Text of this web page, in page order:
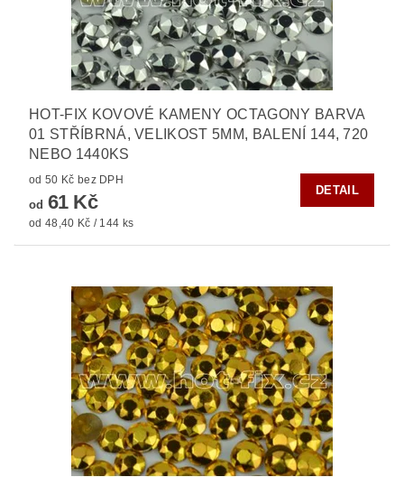
HOT-FIX KOVOVÉ KAMENY OCTAGONY BARVA
01 STŘÍBRNÁ, VELIKOST 5MM, BALENÍ 144, 720
NEBO 1440KS
od 50 Kč bez DPH
od 61 Kč
od 48,40 Kč / 144 ks
DETAIL